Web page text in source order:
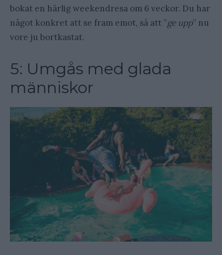
bokat en härlig weekendresa om 6 veckor. Du har
något konkret att se fram emot, så att ”ge upp” nu
vore ju bortkastat.
5: Umgås med glada
människor